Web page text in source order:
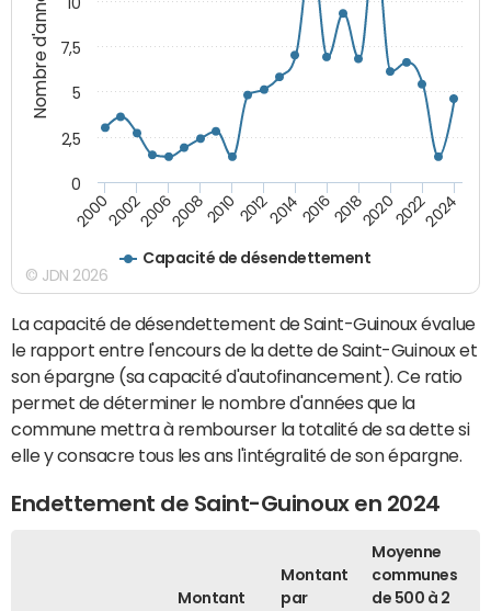
Nombre d'années
Capacité de désendettement
20002002200620082010 2012201420162018202020222024
0
2,5
5
7,5
© JDN 2026
La capacité de désendettement de Saint-Guinoux évalue
le rapport entre l'encours de la dette de Saint-Guinoux et
son épargne (sa capacité d'autofinancement). Ce ratio
permet de déterminer le nombre d'années que la
commune mettra à rembourser la totalité de sa dette si
elle y consacre tous les ans l'intégralité de son épargne.
Endettement de Saint-Guinoux en 2024
Montant
Montant
par
Moyenne
communes
de 500 à 2